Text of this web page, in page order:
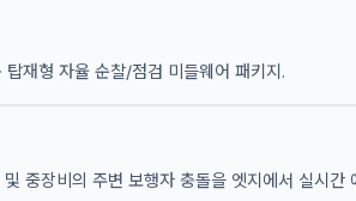
재형 자율 순찰/점검 미들웨어 패키지.
중장비의 주변 보행자 충돌을 엣지에서 실시간